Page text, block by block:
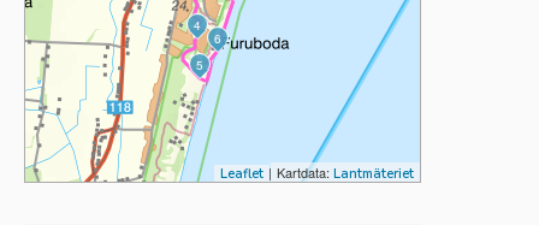
4
6
5
Leaflet | Kartdata: Lantmäteriet